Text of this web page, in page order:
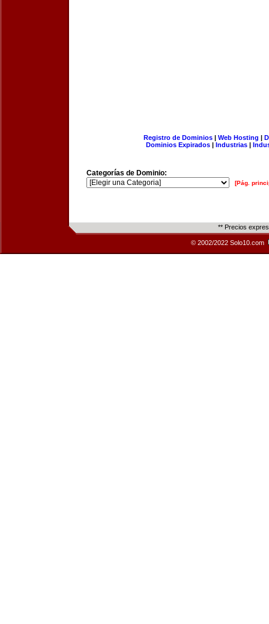
Registro de Dominios| Web Hosting |
Dominios Expirados | Industrias |
Categorías de Dominio:
[Pág.
** Precios
© 2002/2022 Solo10.com